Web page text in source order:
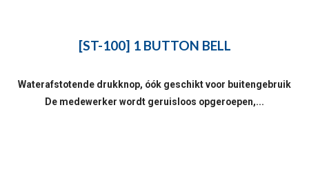
[ST-100] 1 BUTTON BELL
Waterafstotende drukknop, óók geschikt voor buitengebruik
De medewerker wordt geruisloos opgeroepen,...